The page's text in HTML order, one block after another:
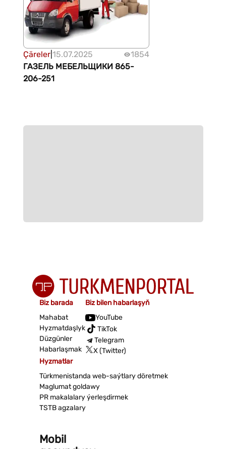
Çäreler| 15.07.2025
1854
ГАЗЕЛЬ МЕБЕЛЬЩИКИ 865-
206-251
Biz barada
Mahabat
Hyzmatdaşlyk
Düzgünler
Habarlaşmak
Biz bilen habarlaşyň
YouTube
TikTok
Telegram
X (Twitter)
Hyzmatlar
Türkmenistanda web-saýtlary döretmek
Maglumat goldawy
PR makalalary ýerleşdirmek
TSTB agzalary
Mobil